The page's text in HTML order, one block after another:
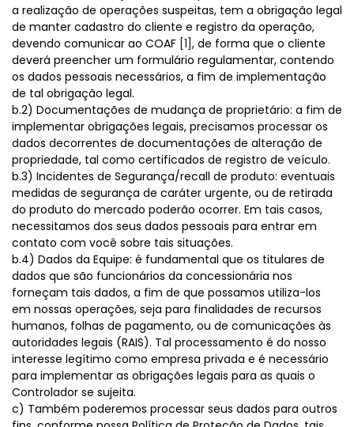
a realização de operações suspeitas, tem a obrigação legal
de manter cadastro do cliente e registro da operação,
devendo comunicar ao COAF [1], de forma que o cliente
deverá preencher um formulário regulamentar, contendo
os dados pessoais necessários, a fim de implementação
de tal obrigação legal.
b.2) Documentações de mudança de proprietário: a fim de
implementar obrigações legais, precisamos processar os
dados decorrentes de documentações de alteração de
propriedade, tal como certificados de registro de veículo.
b.3) Incidentes de Segurança/recall de produto: eventuais
medidas de segurança de caráter urgente, ou de retirada
do produto do mercado poderão ocorrer. Em tais casos,
necessitamos dos seus dados pessoais para entrar em
contato com você sobre tais situações.
b.4) Dados da Equipe: é fundamental que os titulares de
dados que são funcionários da concessionária nos
forneçam tais dados, a fim de que possamos utiliza-los
em nossas operações, seja para finalidades de recursos
humanos, folhas de pagamento, ou de comunicações às
autoridades legais (RAIS). Tal processamento é do nosso
interesse legítimo como empresa privada e é necessário
para implementar as obrigações legais para as quais o
Controlador se sujeita.
c) Também poderemos processar seus dados para outros